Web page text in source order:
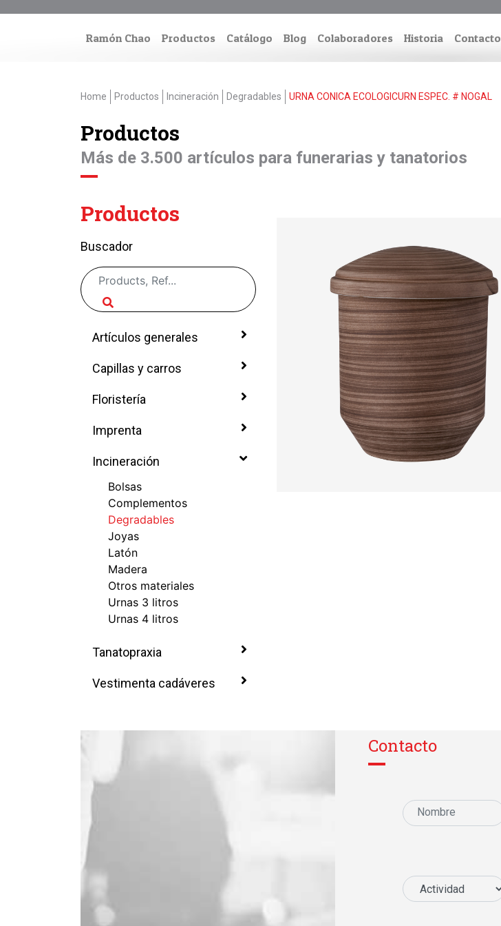
Ramón Chao Productos Catálogo Blog Colaboradores Historia Contacto
Home Productos Incineración Degradables URNA CONICA ECOLOGICURN ESPEC. # NOGAL
Productos
Más de 3.500 artículos para funerarias y tanatorios
Productos
Buscador
Artículos generales
Capillas y carros
Floristería
Imprenta
Incineración
Bolsas
Complementos
Degradables
Joyas
Latón
Madera
Otros materiales
Urnas 3 litros
Urnas 4 litros
Tanatopraxia
Vestimenta cadáveres
Contacto